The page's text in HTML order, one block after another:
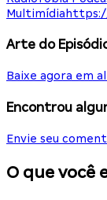
Multimídia
Arte do
Baixe agora em
Encontrou
Envie seu
O que você